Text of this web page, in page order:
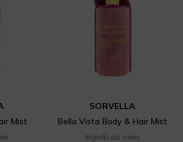
Mist
SORVELLA
Bella Vista Body & Hair Mist
Mgiełki do ciała